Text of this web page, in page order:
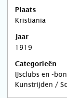
Plaats
Kristiania
Jaar
1919
Categorieën
IJsclubs en -
Kunstrijden /